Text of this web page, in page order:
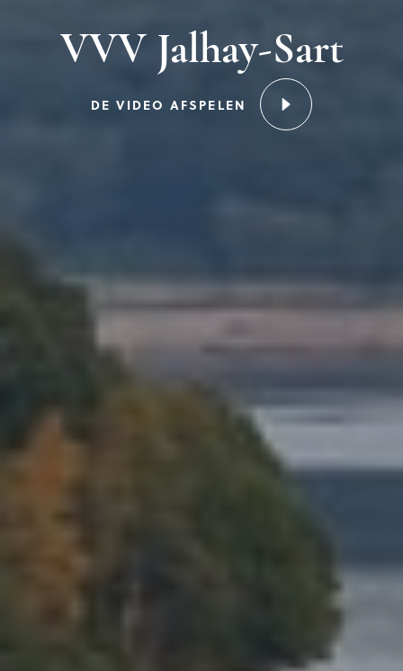
VVV Jalhay-Sart
DE VIDEO AFSPELEN